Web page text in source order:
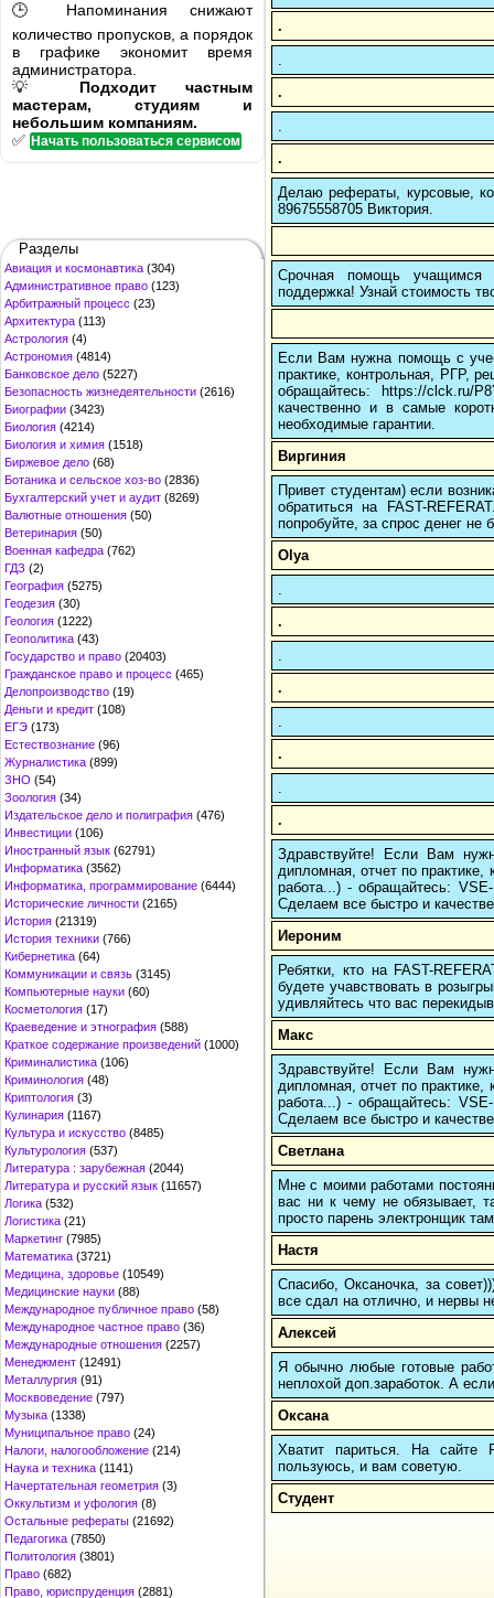
🕒 Напоминания снижают
количество пропусков, а порядок
в графике экономит время
администратора.
💡 Подходит частным
мастерам, студиям и
небольшим компаниям.
✅ Начать пользоваться сервисом
Разделы
Авиация и космонавтика (304)
Административное право (123)
Арбитражный процесс (23)
Архитектура (113)
Астрология (4)
Астрономия (4814)
Банковское дело (5227)
Безопасность жизнедеятельности (2616)
Биографии (3423)
Биология (4214)
Биология и химия (1518)
Биржевое дело (68)
Ботаника и сельское хоз-во (2836)
Бухгалтерский учет и аудит (8269)
Валютные отношения (50)
Ветеринария (50)
Военная кафедра (762)
ГДЗ (2)
География (5275)
Геодезия (30)
Геология (1222)
Геополитика (43)
Государство и право (20403)
Гражданское право и процесс (465)
Делопроизводство (19)
Деньги и кредит (108)
ЕГЭ (173)
Естествознание (96)
Журналистика (899)
ЗНО (54)
Зоология (34)
Издательское дело и полиграфия (476)
Инвестиции (106)
Иностранный язык (62791)
Информатика (3562)
Информатика, программирование (6444)
Исторические личности (2165)
История (21319)
История техники (766)
Кибернетика (64)
Коммуникации и связь (3145)
Компьютерные науки (60)
Косметология (17)
Краеведение и этнография (588)
Краткое содержание произведений (1000)
Криминалистика (106)
Криминология (48)
Криптология (3)
Кулинария (1167)
Культура и искусство (8485)
Культурология (537)
Литература : зарубежная (2044)
Литература и русский язык (11657)
Логика (532)
Логистика (21)
Маркетинг (7985)
Математика (3721)
Медицина, здоровье (10549)
Медицинские науки (88)
Международное публичное право (58)
Международное частное право (36)
Международные отношения (2257)
Менеджмент (12491)
Металлургия (91)
Москвоведение (797)
Музыка (1338)
Муниципальное право (24)
Налоги, налогообложение (214)
Наука и техника (1141)
Начертательная геометрия (3)
Оккультизм и уфология (8)
Остальные рефераты (21692)
Педагогика (7850)
Политология (3801)
Право (682)
Право, юриспруденция (2881)
.
.
.
Делаю рефераты, курсовые,
89675558705 Виктория.
Срочная помощь учащимся в
поддержка! Узнай стоимость
Если Вам нужна помощь с
практике, контрольная, РГР,
обращайтесь: https://clck.ru/
качественно и в самые
необходимые гарантии.
Виргиния
Привет студентам) если
обратиться на FAST-
попробуйте, за спрос денег не
Olya
.
.
.
.
Здравствуйте! Если Вам
дипломная, отчет по
работа...) - обращайтесь:
Сделаем все быстро и
Иероним
Ребятки, кто на FAST-
будете учавствовать в
удивляйтесь что вас
Макс
Здравствуйте! Если Вам
дипломная, отчет по
работа...) - обращайтесь:
Сделаем все быстро и
Светлана
Мне с моими работами
вас ни к чему не обязывает,
просто парень электронщик
Настя
Спасибо, Оксаночка, за
все сдал на отлично, и нервы
Алексей
Я обычно любые готовые
неплохой доп.заработок. А
Оксана
Хватит париться. На
пользуюсь, и вам советую.
Студент